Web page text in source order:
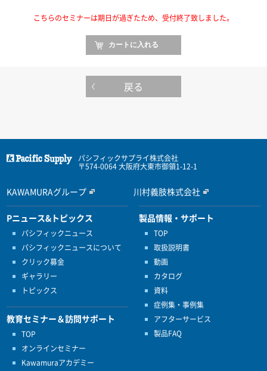
こちらのセミナーは期日が過ぎたため、受付終了致しました。
戻る
パシフィックサプライ株式会社
〒574-0064 大阪府大東市御領1-12-1
KAWAMURAグループ 川村義肢株式会社
Pニュース&トピックス
パシフィックニュース
パシフィックニュースについて
クリック募金
ギャラリー
トピックス
教育セミナー＆訪問サポート
TOP
オンラインセミナー
Kawamuraアカデミー
製品情報・サポート
TOP
取扱説明書
動画
カタログ
資料
症例集・事例集
アフターサービス
製品FAQ